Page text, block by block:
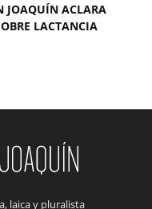
JOAQUÍN ACLARA
LACTANCIA
laica y pluralista